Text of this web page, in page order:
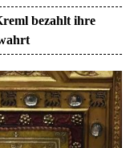
bezahlt ihre